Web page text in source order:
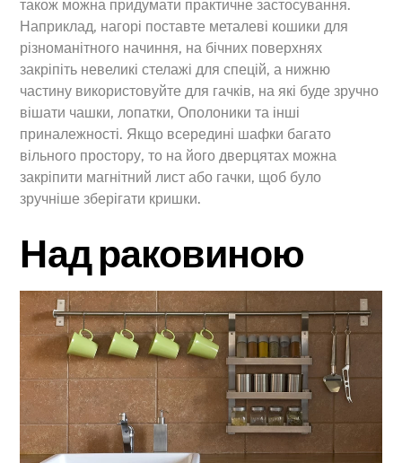
також можна придумати практичне застосування.
Наприклад, нагорі поставте металеві кошики для
різноманітного начиння, на бічних поверхнях
закріпіть невеликі стелажі для спецій, а нижню
частину використовуйте для гачків, на які буде зручно
вішати чашки, лопатки, Ополоники та інші
приналежності. Якщо всередині шафки багато
вільного простору, то на його дверцятах можна
закріпити магнітний лист або гачки, щоб було
зручніше зберігати кришки.
Над раковиною